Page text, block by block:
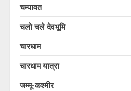
चम्पावत
चलो चले देवभूमि
चारधाम
चारधाम यात्रा
जम्मू-कश्मीर